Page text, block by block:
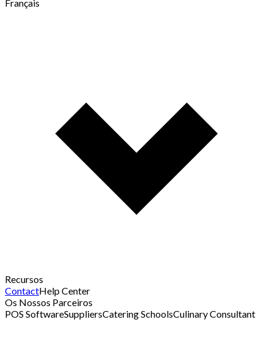
Français
Recursos
ContactHelp Center
Os Nossos Parceiros
POS SoftwareSuppliersCatering SchoolsCulinary Consultant